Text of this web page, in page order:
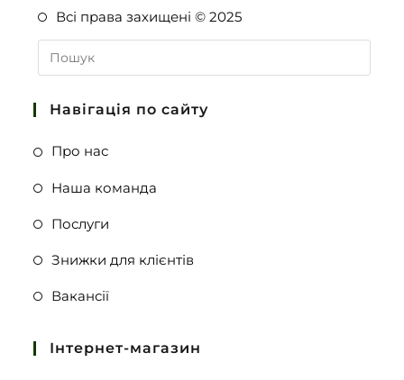
Всі права захищені © 2025
Навігація по сайту
Про нас
Наша команда
Послуги
Знижки для клієнтів
Вакансії
Інтернет-магазин